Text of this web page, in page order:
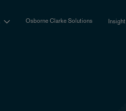
Osborne Clarke Solutions Insight